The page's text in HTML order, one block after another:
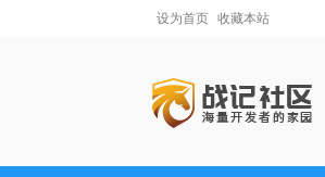
设为首页 收藏本站